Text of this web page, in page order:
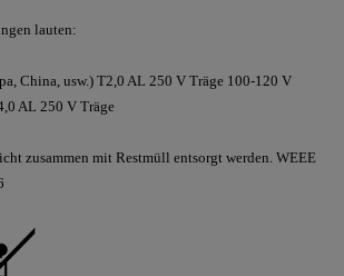
lauten:
China, usw.) T2,0 AL 250 V Träge 100-120 V
AL 250 V Träge
zusammen mit Restmüll entsorgt werden. WEEE